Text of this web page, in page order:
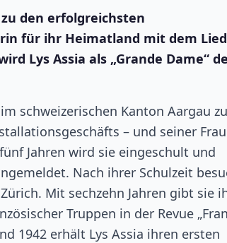
den erfolgreichsten
für ihr Heimatland mit dem Lied
Lys Assia als „Grande Dame“
schweizerischen Kanton Aargau
– und seiner
Jahren wird sie eingeschult und
Nach ihrer Schulzeit
Mit sechzehn Jahren gibt sie
Truppen in der Revue
1942 erhält Lys Assia ihren ersten